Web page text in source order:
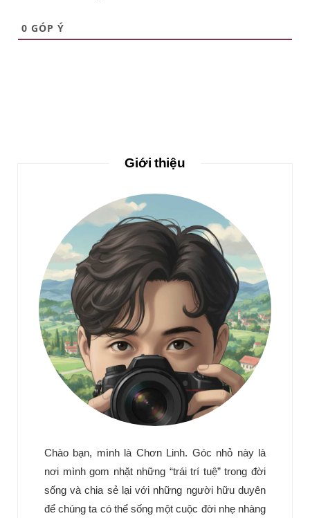
0 GÓP Ý
Giới thiệu
Chào bạn, mình là Chơn Linh. Góc nhỏ này là
nơi mình gom nhặt những “trái trí tuệ” trong đời
sống và chia sẻ lại với những người hữu duyên
để chúng ta có thể sống một cuộc đời nhẹ nhàng